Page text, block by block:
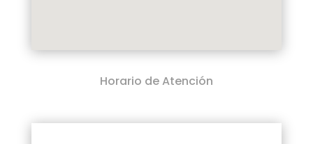
Horario de Atención